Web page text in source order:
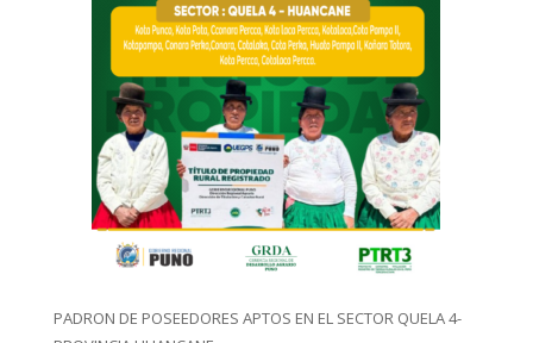
PADRON DE POSEEDORES APTOS EN EL SECTOR QUELA 4-